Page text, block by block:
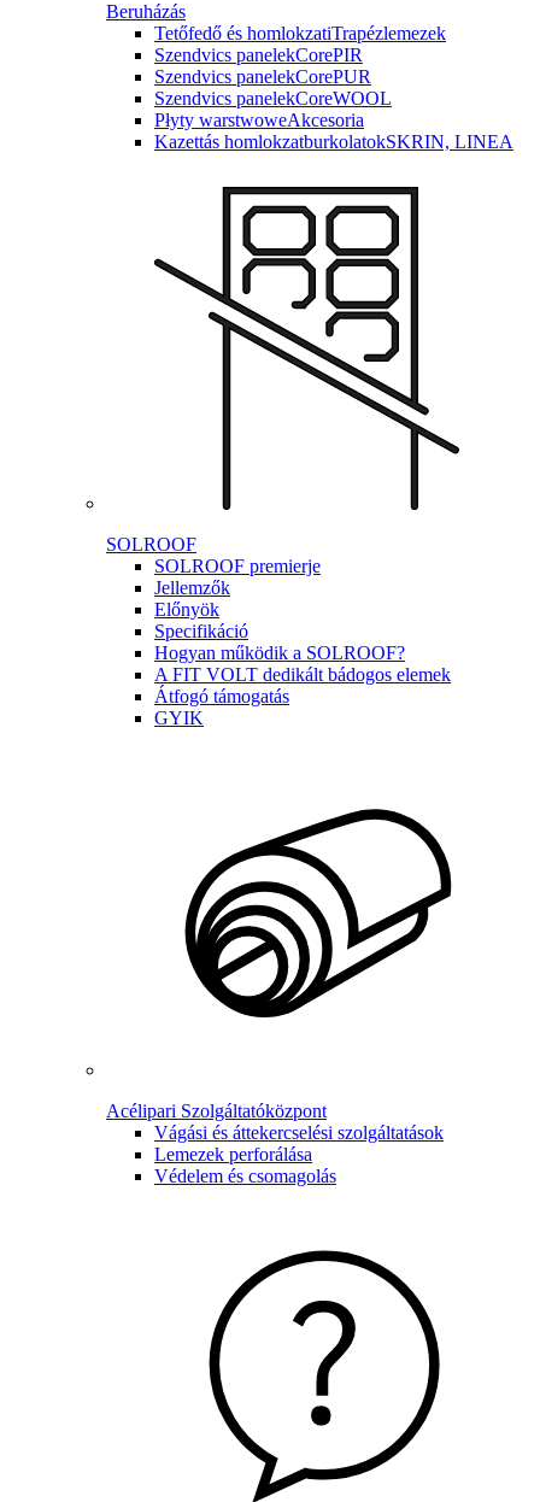
Beruházás
Tetőfedő és homlokzatiTrapézlemezek
Szendvics panelekCorePIR
Szendvics panelekCorePUR
Szendvics panelekCoreWOOL
Płyty warstwoweAkcesoria
Kazettás homlokzatburkolatokSKRIN, LINEA
SOLROOF
SOLROOF premierje
Jellemzők
Előnyök
Specifikáció
Hogyan működik a SOLROOF?
A FIT VOLT dedikált bádogos elemek
Átfogó támogatás
GYIK
Acélipari Szolgáltatóközpont
Vágási és áttekercselési szolgáltatások
Lemezek perforálása
Védelem és csomagolás